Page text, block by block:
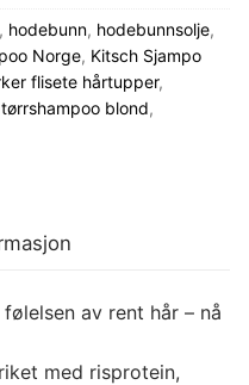
, hodebunn, hodebunnsolje,
Norge, Kitsch Sjampo
flisete hårtupper,
tørrshampoo blond,
av rent hår – nå
med risprotein,